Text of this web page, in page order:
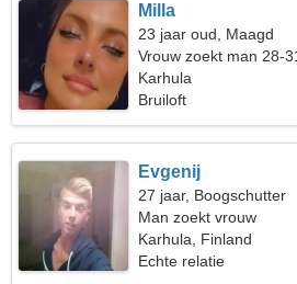
Milla
23 jaar oud, Maagd
Vrouw zoekt man 28-
Karhula
Bruiloft
Evgenij
27 jaar, Boogschutter
Man zoekt vrouw
Karhula, Finland
Echte relatie